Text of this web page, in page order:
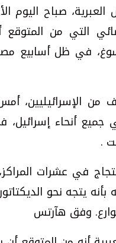
صباح اليوم
التي من المتوقع
في ظل أسابيع
جميع أنحاء
.
في عشرات
بأنه يتجه نحو
وفق هآرتس